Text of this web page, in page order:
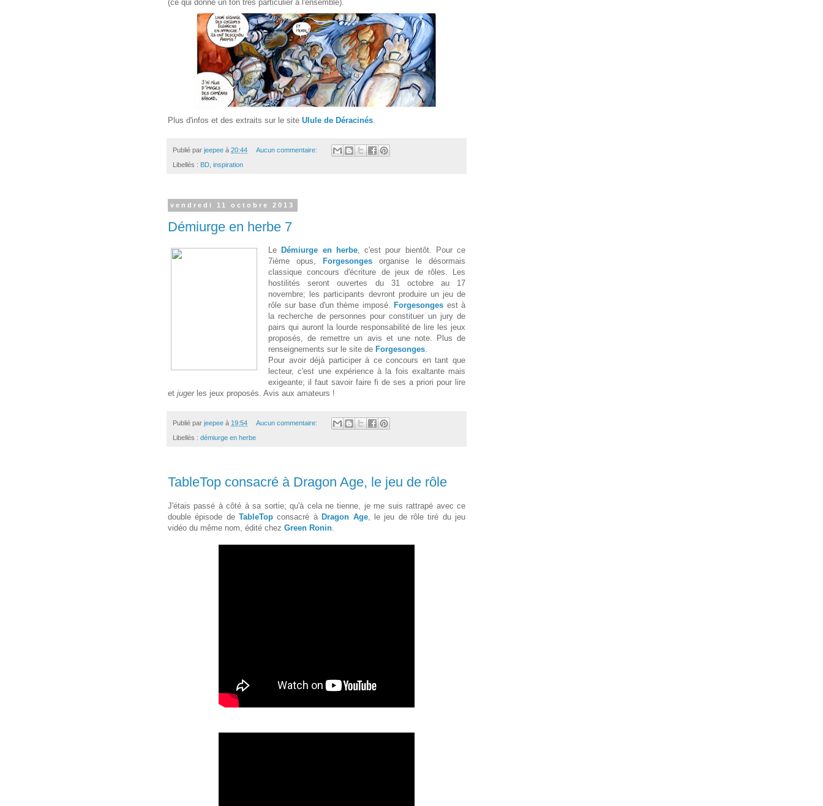
(ce qui donne un ton très particulier à l'ensemble).
Plus d'infos et des extraits sur le site Ulule de Déracinés
Publié par jeepee à 20:44 Aucun commentaire:
Libellés : BD inspiration
vendredi 11 octobre 2013
Démiurge en herbe 7
Le Démiurge en herbe, c'est pour bientôt. Pour ce
7ième opus,
Forgesonges organise le désormais
classique concours d'écriture de jeux de rôles. Les
hostilités seront ouvertes du 31 octobre au 17
novembre; les participants devront produire un jeu de
rôle sur base d'un thème imposé.
Forgesonges est à
la recherche de personnes pour constituer un jury de
pairs qui auront la lourde responsabilité de lire les jeux
proposés, de remettre un avis et une note. Plus de
renseignements sur le site de Forgesonges
Pour avoir déjà participer à ce concours en tant que
lecteur, c'est une expérience à la fois exaltante mais
exigeante; il faut savoir faire fi de ses a priori pour lire
et juger les jeux proposés. Avis aux amateurs !
Publié par jeepee à 19:54 Aucun commentaire:
Libellés : démiurge en herbe
TableTop consacré à Dragon Age, le jeu de rôle
J'étais passé à côté à sa sortie; qu'à cela ne tienne, je me suis rattrapé avec ce
double épisode deTableTop consacré àDragon Age, le jeu de rôle tiré du jeu
vidéo du même nom, édité chez Green Ronin